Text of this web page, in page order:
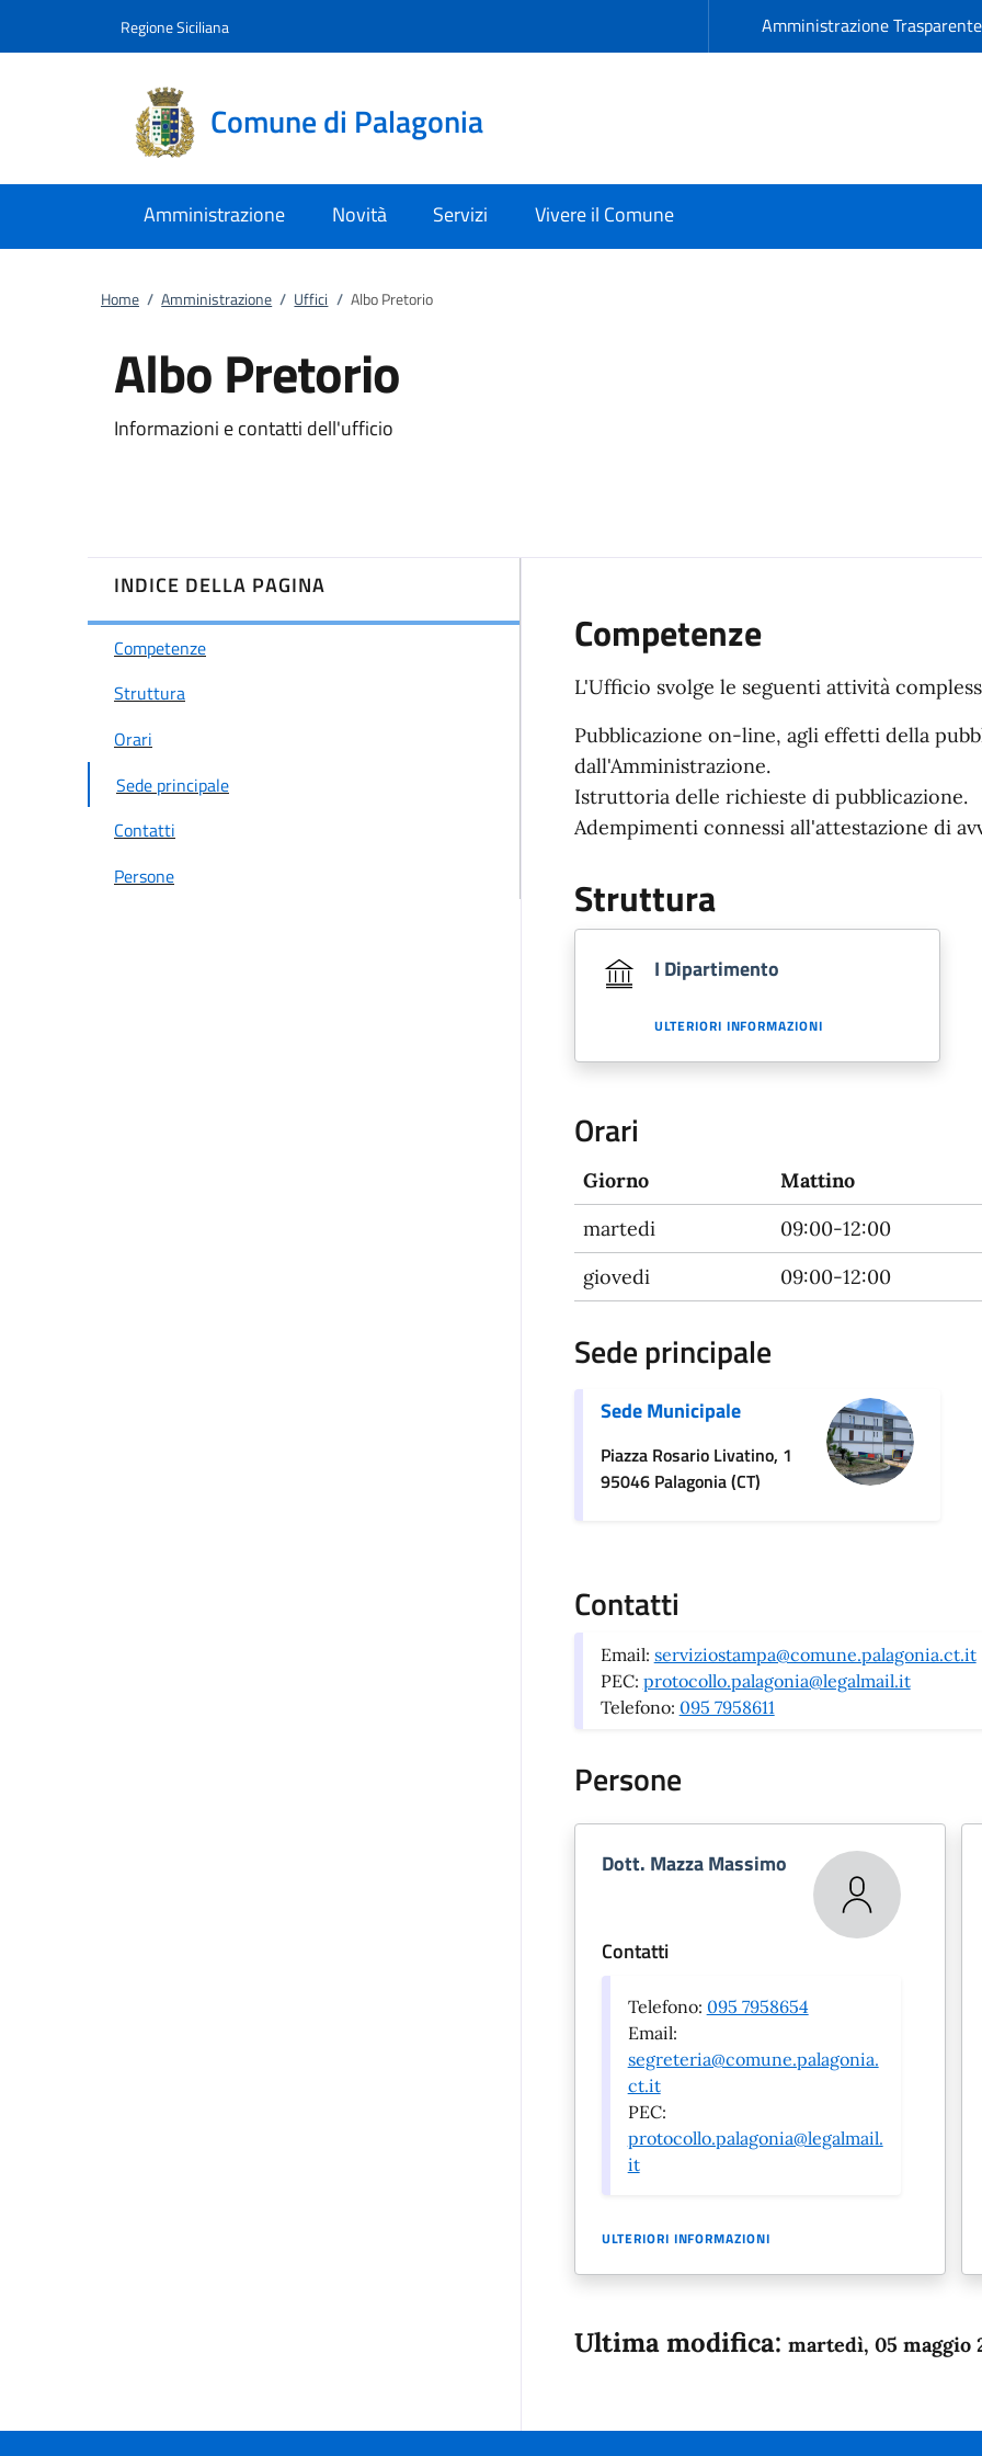
Regione Siciliana Amministrazione
Comune di Palagonia
Amministrazione Novità Servizi Vivere il Comune
Home / Amministrazione / Uffici / Albo Pretorio
Albo Pretorio
Informazioni e contatti dell'ufficio
INDICE DELLA PAGINA
Competenze
Struttura
Orari
Sede principale
Contatti
Persone
Competenze
L'Ufficio svolge le seguenti attività
Pubblicazione on-line, agli effetti della
dall'Amministrazione.
Istruttoria delle richieste di pubblicazione.
Adempimenti connessi all'attestazione di
Struttura
I Dipartimento
ULTERIORI INFORMAZIONI
Orari
Giorno
Mattino
martedi
09:00-12:00
giovedi
09:00-12:00
Sede principale
Sede Municipale
Piazza Rosario Livatino, 1
95046 Palagonia (CT)
Contatti
Email: serviziostampa@comune.palagonia.ct.it
PEC: protocollo.palagonia@legalmail.it
Telefono: 095 7958611
Persone
Dott. Mazza Massimo
Contatti
Telefono: 095 7958654
Email:
segreteria@comune.palagonia.
ct.it
PEC:
protocollo.palagonia@legalmail.
it
ULTERIORI INFORMAZIONI
Ultima modifica: martedì, 05 maggio